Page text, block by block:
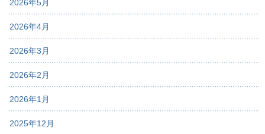
2026年5月
2026年4月
2026年3月
2026年2月
2026年1月
2025年12月